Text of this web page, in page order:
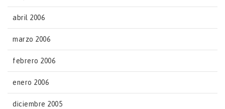
abril 2006
marzo 2006
febrero 2006
enero 2006
diciembre 2005